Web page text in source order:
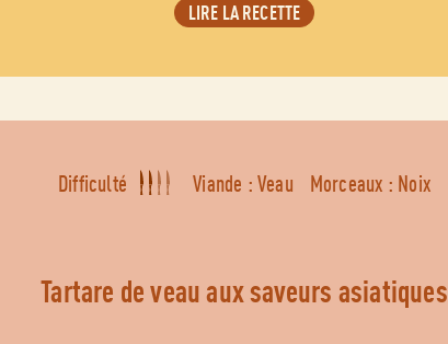
LIRE LA RECETTE
Difficulté Viande : Veau Morceaux : Noix
tartare de veau aux saveurs asiatiques